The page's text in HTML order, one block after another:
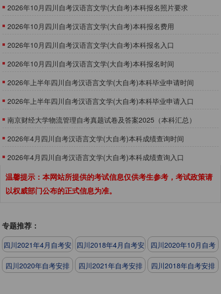
2026年10月四川自考汉语言文学(大自考)本科报名照片要求
2026年10月四川自考汉语言文学(大自考)本科报名费用
2026年10月四川自考汉语言文学(大自考)本科报名入口
2026年10月四川自考汉语言文学(大自考)本科报名时间
2026年上半年四川自考汉语言文学(大自考)本科毕业申请时间
2026年上半年四川自考汉语言文学(大自考)本科毕业申请入口
南京财经大学物流管理自考真题试卷及答案2025（本科汇总）
​2026年4月四川自考汉语言文学(大自考)本科成绩查询时间
2026年4月四川自考汉语言文学(大自考)本科成绩查询入口
温馨提示：本网站所提供的考试信息仅供考生参考，考试政策请
以权威部门公布的正式信息为准。
专题推荐：
四川2021年4月自考安
排
四川2018年4月自考安
排
四川2020年10月自考
安排
四川2020年自考安排 四川2021年自考安排 四川2018年自考安排